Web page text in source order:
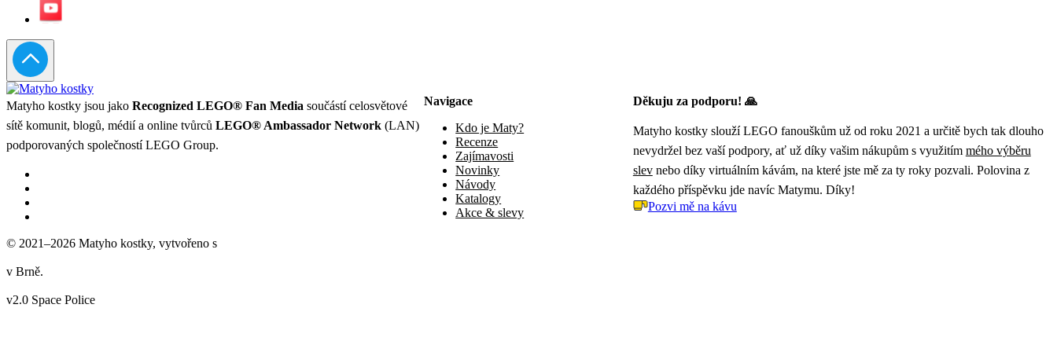
Matyho kostky jsou jako Recognized LEGO® Fan Media součástí celosvětové
sítě komunit, blogů, médií a online tvůrců LEGO® Ambassador Network (LAN)
podporovaných společností LEGO Group.
Navigace
Kdo je Maty?
Recenze
Zajímavosti
Novinky
Návody
Katalogy
Akce & slevy
Děkuju za podporu! 🙏
Matyho kostky slouží LEGO fanouškům už od roku 2021 a určitě bych tak dlouho
nevydržel bez vaší podpory, ať už díky vašim nákupům s využitím mého výběru
slevnebo díky virtuálním kávám, na které jste mě za ty roky pozvali. Polovina z
každého příspěvku jde navíc Matymu. Díky!
Pozvi mě na kávu
© 2021–2026 Matyho kostky, vytvořeno s
v Brně.
v2.0 Space Police